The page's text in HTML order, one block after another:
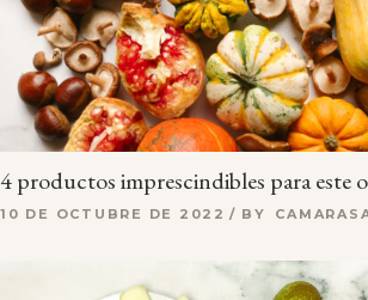
4 productos imprescindibles para este
10 DE OCTUBRE DE 2022 BY